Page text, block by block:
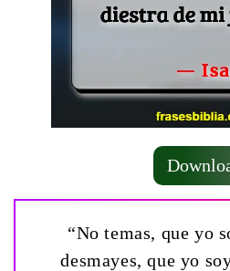
“No temas, que yo
desmayes, que yo